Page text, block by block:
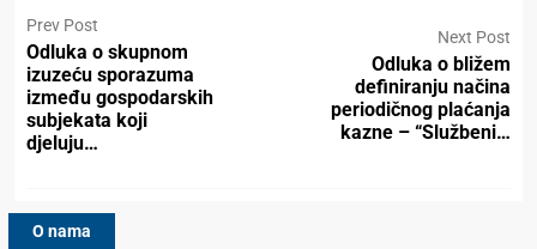
Prev Post
Odluka o skupnom
izuzeću sporazuma
između gospodarskih
subjekata koji
djeluju…
Next Post
Odluka o bližem
definiranju načina
periodičnog plaćanja
kazne – “Službeni…
O nama